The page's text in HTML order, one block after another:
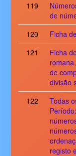
119
de
120
Ficha
121
Ficha
de
divisão
122
Todas
registo